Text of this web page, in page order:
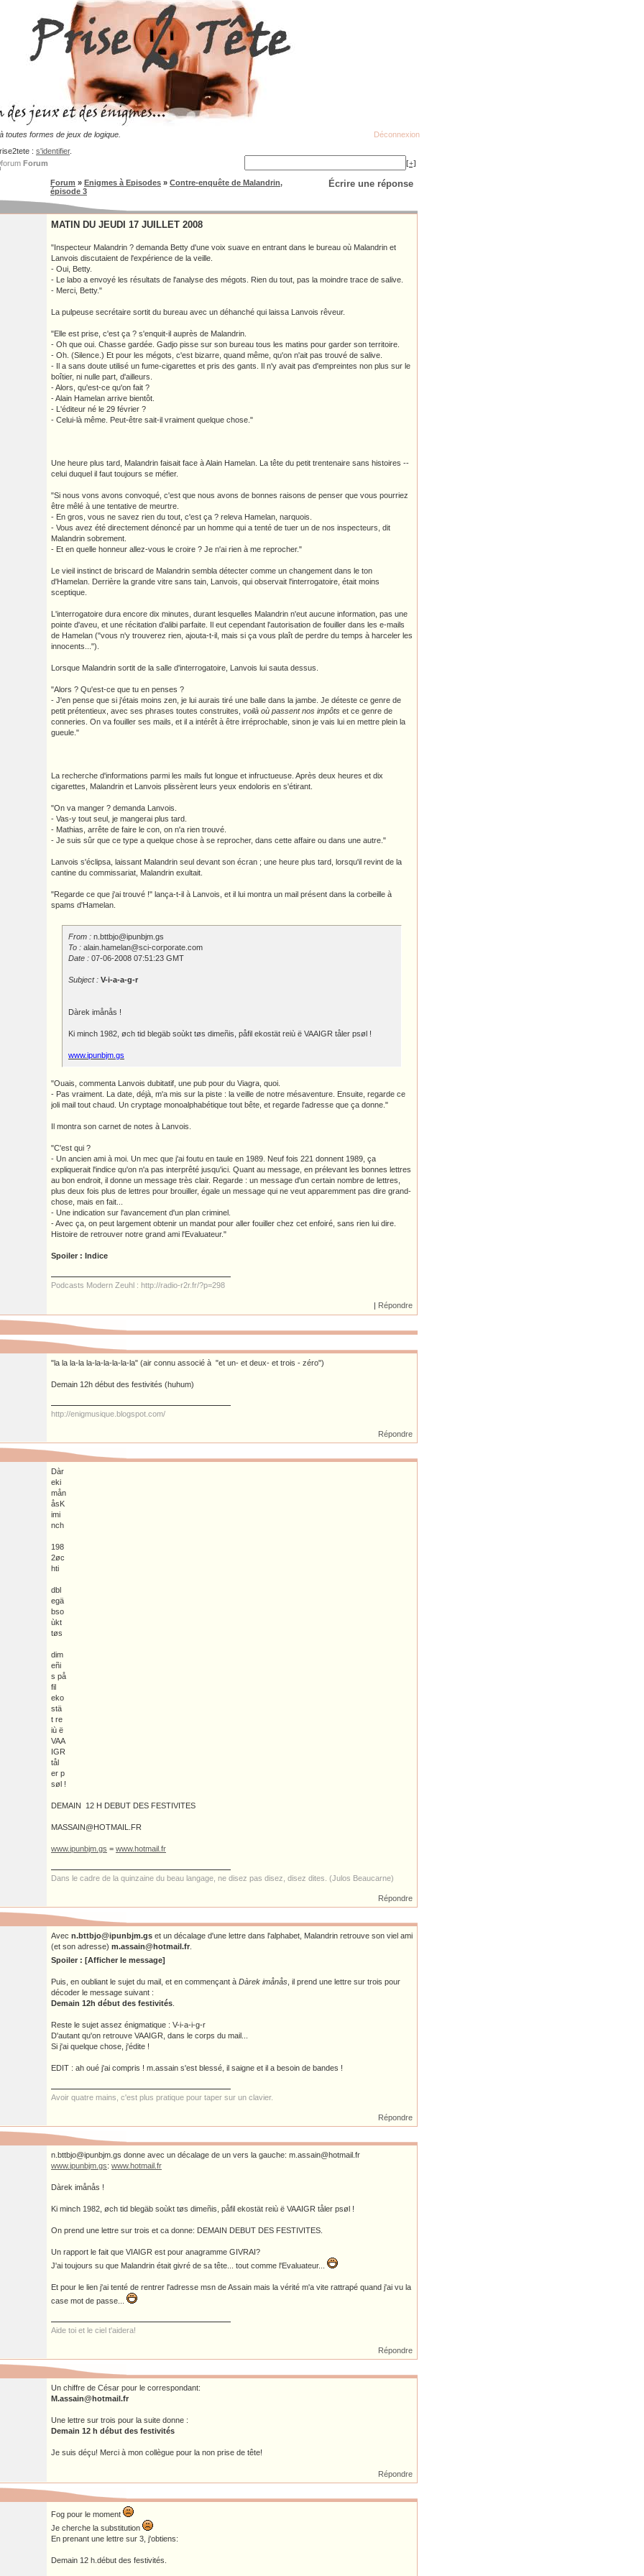
toutes formes de jeux de logique.
Déconnexion
: s'identifier.
Forum [+]
Écrire une réponse
Forum » Enigmes à Episodes » Contre-enquête de Malandrin,
épisode 3
MATIN DU JEUDI 17 JUILLET 2008
"Inspecteur Malandrin ? demanda Betty d'une voix suave en entrant dans le bureau où Malandrin et
Lanvois discutaient de l'expérience de la veille.
- Oui, Betty.
- Le labo a envoyé les résultats de l'analyse des mégots. Rien du tout, pas la moindre trace de salive.
- Merci, Betty."
La pulpeuse secrétaire sortit du bureau avec un déhanché qui laissa Lanvois rêveur.
"Elle est prise, c'est ça ? s'enquit-il auprès de Malandrin.
- Oh que oui. Chasse gardée. Gadjo pisse sur son bureau tous les matins pour garder son territoire.
- Oh. (Silence.) Et pour les mégots, c'est bizarre, quand même, qu'on n'ait pas trouvé de salive.
- Il a sans doute utilisé un fume-cigarettes et pris des gants. Il n'y avait pas d'empreintes non plus sur le
boîtier, ni nulle part, d'ailleurs.
- Alors, qu'est-ce qu'on fait ?
- Alain Hamelan arrive bientôt.
- L'éditeur né le 29 février ?
- Celui-là même. Peut-être sait-il vraiment quelque chose."
Une heure plus tard, Malandrin faisait face à Alain Hamelan. La tête du petit trentenaire sans histoires --
celui duquel il faut toujours se méfier.
"Si nous vons avons convoqué, c'est que nous avons de bonnes raisons de penser que vous pourriez
être mêlé à une tentative de meurtre.
- En gros, vous ne savez rien du tout, c'est ça ? releva Hamelan, narquois.
- Vous avez été directement dénoncé par un homme qui a tenté de tuer un de nos inspecteurs, dit
Malandrin sobrement.
- Et en quelle honneur allez-vous le croire ? Je n'ai rien à me reprocher."
Le vieil instinct de briscard de Malandrin sembla détecter comme un changement dans le ton
d'Hamelan. Derrière la grande vitre sans tain, Lanvois, qui observait l'interrogatoire, était moins
sceptique.
L'interrogatoire dura encore dix minutes, durant lesquelles Malandrin n'eut aucune information, pas une
pointe d'aveu, et une récitation d'alibi parfaite. Il eut cependant l'autorisation de fouiller dans les e-mails
de Hamelan ("vous n'y trouverez rien, ajouta-t-il, mais si ça vous plaît de perdre du temps à harceler les
innocents...").
Lorsque Malandrin sortit de la salle d'interrogatoire, Lanvois lui sauta dessus.
"Alors ? Qu'est-ce que tu en penses ?
- J'en pense que si j'étais moins zen, je lui aurais tiré une balle dans la jambe. Je déteste ce genre de
petit prétentieux, avec ses phrases toutes construites, voilà où passent nos impôts et ce genre de
conneries. On va fouiller ses mails, et il a intérêt à être irréprochable, sinon je vais lui en mettre plein la
gueule."
La recherche d'informations parmi les mails fut longue et infructueuse. Après deux heures et dix
cigarettes, Malandrin et Lanvois plissèrent leurs yeux endoloris en s'étirant.
"On va manger ? demanda Lanvois.
- Vas-y tout seul, je mangerai plus tard.
- Mathias, arrête de faire le con, on n'a rien trouvé.
- Je suis sûr que ce type a quelque chose à se reprocher, dans cette affaire ou dans une autre."
Lanvois s'éclipsa, laissant Malandrin seul devant son écran ; une heure plus tard, lorsqu'il revint de la
cantine du commissariat, Malandrin exultait.
"Regarde ce que j'ai trouvé !" lança-t-il à Lanvois, et il lui montra un mail présent dans la corbeille à
spams d'Hamelan.
From : n.bttbjo@ipunbjm.gs
To : alain.hamelan@sci-corporate.com
Date : 07-06-2008 07:51:23 GMT
Subject : V-i-a-a-g-r
Dàrek imånås !
Ki minch 1982, øch tid blegäb soùkt tøs dimeñis, påfil ekostät reiù ë VAAIGR tåler psøl !
www.ipunbjm.gs
"Ouais, commenta Lanvois dubitatif, une pub pour du Viagra, quoi.
- Pas vraiment. La date, déjà, m'a mis sur la piste : la veille de notre mésaventure. Ensuite, regarde ce
joli mail tout chaud. Un cryptage monoalphabétique tout bête, et regarde l'adresse que ça donne."
Il montra son carnet de notes à Lanvois.
"C'est qui ?
- Un ancien ami à moi. Un mec que j'ai foutu en taule en 1989. Neuf fois 221 donnent 1989, ça
expliquerait l'indice qu'on n'a pas interprêté jusqu'ici. Quant au message, en prélevant les bonnes lettres
au bon endroit, il donne un message très clair. Regarde : un message d'un certain nombre de lettres,
plus deux fois plus de lettres pour brouiller, égale un message qui ne veut apparemment pas dire grand-
chose, mais en fait...
- Une indication sur l'avancement d'un plan criminel.
- Avec ça, on peut largement obtenir un mandat pour aller fouiller chez cet enfoiré, sans rien lui dire.
Histoire de retrouver notre grand ami l'Evaluateur."
Spoiler : Indice
Podcasts Modern Zeuhl : http://radio-r2r.fr/?p=298
| Répondre
"la la la-la la-la-la-la-la-la" (air connu associé à "et un- et deux- et trois - zéro")
Demain 12h début des festivités (huhum)
http://enigmusique.blogspot.com/
Répondre
Dàr
eki
mån
åsK
imi
nch
198
2øc
hti
dbl
egä
bso
ùkt
tøs
dim
eñi
s på
fil
eko
stä
t re
iù ë
VAA
IGR
tål
er p
søl !
DEMAIN 12 H DEBUT DES FESTIVITES
MASSAIN@HOTMAIL.FR
www.ipunbjm.gs = www.hotmail.fr
Dans le cadre de la quinzaine du beau langage, ne disez pas disez, disez dites. (Julos Beaucarne)
Répondre
Avec n.bttbjo@ipunbjm.gs et un décalage d'une lettre dans l'alphabet, Malandrin retrouve son viel ami
(et son adresse) m.assain@hotmail.fr
Spoiler : [Afficher le message]
Puis, en oubliant le sujet du mail, et en commençant à Dàrek imånås , il prend une lettre sur trois pour
décoder le message suivant :
Demain 12h début des festivités
Reste le sujet assez énigmatique : V-i-a-i-g-r
D'autant qu'on retrouve VAAIGR, dans le corps du mail...
Si j'ai quelque chose, j'édite !
EDIT : ah oué j'ai compris ! m.assain s'est blessé, il saigne et il a besoin de bandes !
Avoir quatre mains, c'est plus pratique pour taper sur un clavier.
Répondre
n.bttbjo@ipunbjm.gs donne avec un décalage de un vers la gauche: m.assain@hotmail.fr
www.ipunbjm.gs: www.hotmail.fr
Dàrek imånås !
Ki minch 1982, øch tid blegäb soùkt tøs dimeñis, påfil ekostät reiù ë VAAIGR tåler psøl !
On prend une lettre sur trois et ca donne: DEMAIN DEBUT DES FESTIVITES.
Un rapport le fait que VIAIGR est pour anagramme GIVRAI?
J'ai toujours su que Malandrin était givré de sa tête... tout comme l'Evaluateur...
Et pour le lien j'ai tenté de rentrer l'adresse msn de Assain mais la vérité m'a vite rattrapé quand j'ai vu la
case mot de passe...
Aide toi et le ciel t'aidera!
Répondre
Un chiffre de César pour le correspondant:
M.assain@hotmail.fr
Une lettre sur trois pour la suite donne :
Demain 12 h début des festivités
Je suis déçu! Merci à mon collègue pour la non prise de tête!
Répondre
Fog pour le moment
Je cherche la substitution
En prenant une lettre sur 3, j'obtiens:
Demain 12 h.début des festivités.